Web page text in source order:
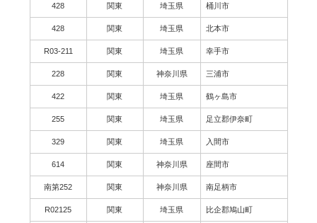
428 関東 埼玉県 桶川市
428 関東 埼玉県 北本市
R03-211 関東 埼玉県 幸手市
228 関東 神奈川県 三浦市
422 関東 埼玉県 鶴ヶ島市
255 関東 埼玉県 足立郡伊奈町
329 関東 埼玉県 入間市
614 関東 神奈川県 座間市
南第252 関東 神奈川県 南足柄市
R02125 関東 埼玉県 比企郡鳩山町